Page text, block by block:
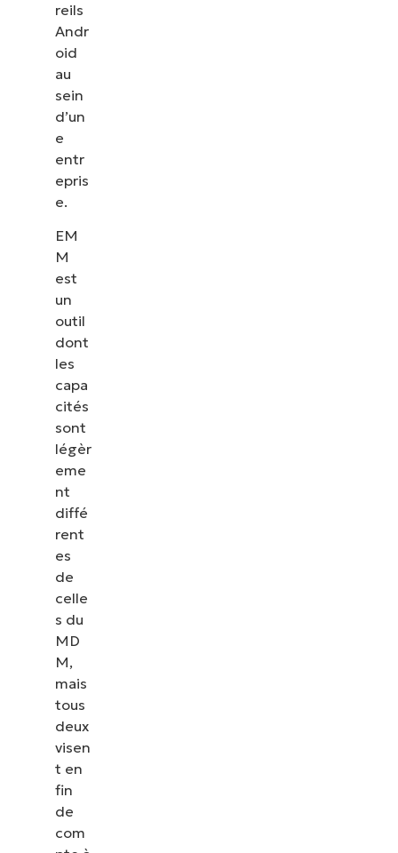
reils
Andr
oid
au
sein
d’un
e
entr
epris
e.
EM
M
est
un
outil
dont
les
capa
cités
sont
légèr
eme
nt
diffé
rent
es
de
celle
s du
MD
M,
mais
tous
deux
visen
t en
fin
de
com